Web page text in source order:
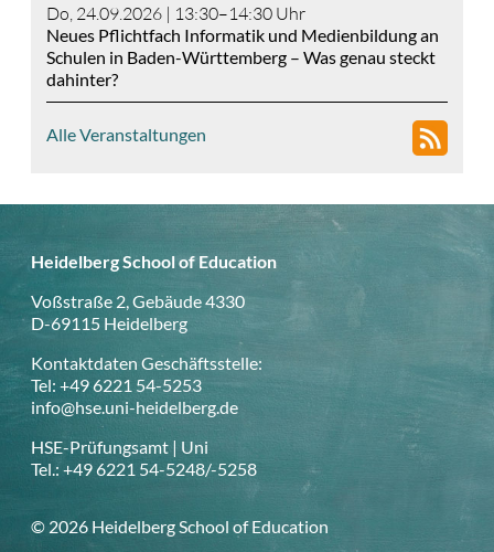
Do, 24.09.2026 | 13:30–14:30 Uhr
Neues Pflichtfach Informatik und Medienbildung an
Schulen in Baden-Württemberg – Was genau steckt
dahinter?
Alle Veranstaltungen
Heidelberg School of Education
Voßstraße 2, Gebäude 4330
D-69115 Heidelberg
Kontaktdaten Geschäftsstelle:
Tel: +49 6221 54-5253
info@hse.uni-heidelberg.de
HSE-Prüfungsamt | Uni
Tel.: +49 6221 54-5248/-5258
© 2026 Heidelberg School of Education